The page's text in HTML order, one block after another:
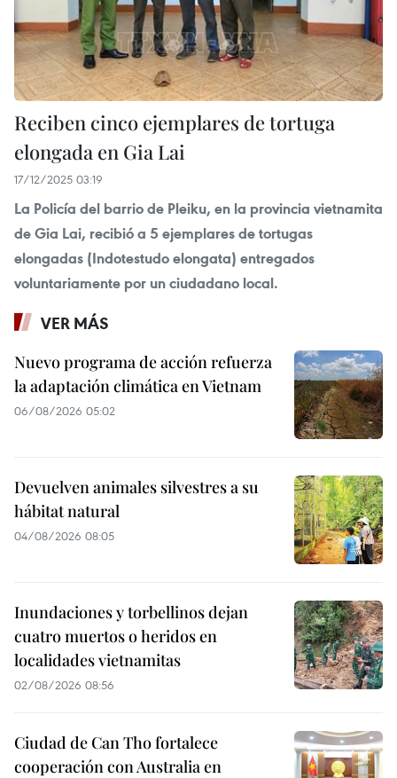
Reciben cinco ejemplares de tortuga
elongada en Gia Lai
17/12/2025 03:19
La Policía del barrio de Pleiku, en la provincia vietnamita
de Gia Lai, recibió a 5 ejemplares de tortugas
elongadas (Indotestudo elongata) entregados
voluntariamente por un ciudadano local.
VER MÁS
Nuevo programa de acción refuerza
la adaptación climática en Vietnam
06/08/2026 05:02
Devuelven animales silvestres a su
hábitat natural
04/08/2026 08:05
Inundaciones y torbellinos dejan
cuatro muertos o heridos en
localidades vietnamitas
02/08/2026 08:56
Ciudad de Can Tho fortalece
cooperación con Australia en